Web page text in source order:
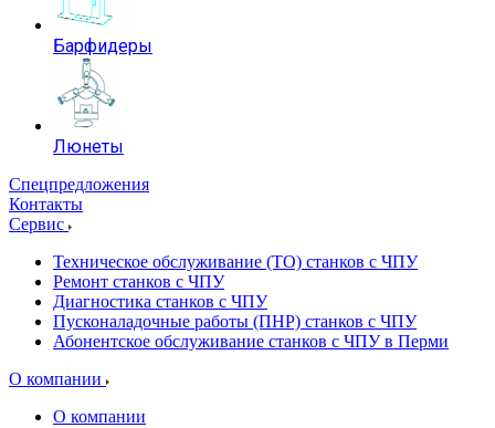
Барфидеры
Люнеты
Спецпредложения
Контакты
Сервис
Техническое обслуживание (ТО) станков с ЧПУ
Ремонт станков с ЧПУ
Диагностика станков с ЧПУ
Пусконаладочные работы (ПНР) станков с ЧПУ
Абонентское обслуживание станков с ЧПУ в Перми
О компании
О компании